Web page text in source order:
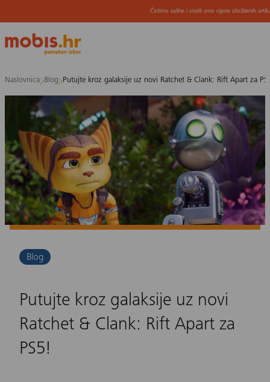
na
sadržaj
Čistimo zalihe i snizili smo cijene izložbenih
Naslovnica Blog Putujte kroz galaksije uz novi Ratchet & Clank: Rift Apart za
Blog
Putujte kroz galaksije uz novi
Ratchet & Clank: Rift Apart za
PS5!